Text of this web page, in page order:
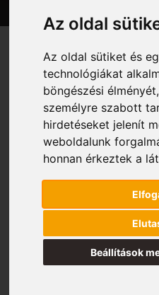
Az oldal
Az oldal sütiket és
technológiákat
böngészési
személyre szabott
hirdetéseket jelenít
weboldalunk
honnan érkeztek a
Beállítások
Kezdőlap/ Magasság
1610
Mind a(z) 6 találat